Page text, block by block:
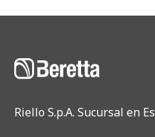
Riello S.p.A. Sucursal en